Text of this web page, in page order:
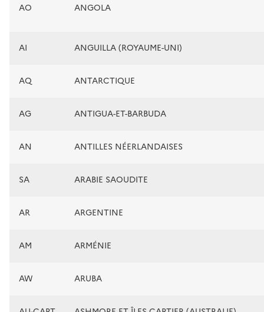
AO ANGOLA
AI ANGUILLA (ROYAUME-UNI)
AQ ANTARCTIQUE
AG ANTIGUA-ET-BARBUDA
AN ANTILLES NÉERLANDAISES
SA ARABIE SAOUDITE
AR ARGENTINE
AM ARMÉNIE
AW ARUBA